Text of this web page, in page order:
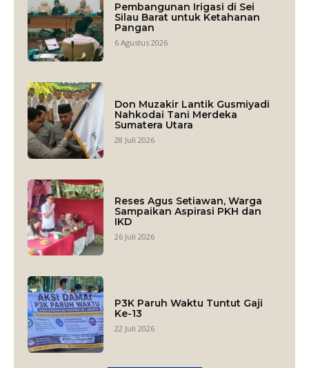
Pembangunan Irigasi di Sei
Silau Barat untuk Ketahanan
Pangan
6 Agustus 2026
Don Muzakir Lantik Gusmiyadi
Nahkodai Tani Merdeka
Sumatera Utara
28 Juli 2026
Reses Agus Setiawan, Warga
Sampaikan Aspirasi PKH dan
IKD
26 Juli 2026
P3K Paruh Waktu Tuntut Gaji
Ke-13
22 Juli 2026